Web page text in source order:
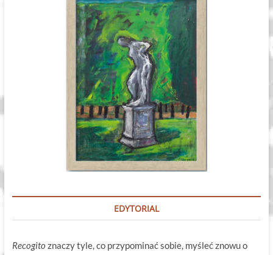
EDYTORIAL
Recogito znaczy tyle, co przypominać sobie, myśleć znowu o